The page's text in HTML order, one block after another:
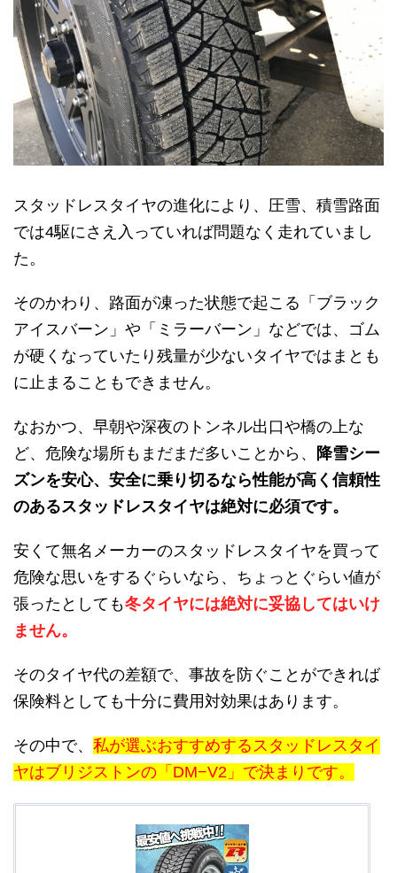
スタッドレスタイヤの進化により、圧雪、積雪路面
では4駆にさえ入っていれば問題なく走れていまし
た。
そのかわり、路面が凍った状態で起こる「ブラック
アイスバーン」や「ミラーバーン」などでは、ゴム
が硬くなっていたり残量が少ないタイヤではまとも
に止まることもできません。
なおかつ、早朝や深夜のトンネル出口や橋の上な
ど、危険な場所もまだまだ多いことから、 降雪シー
ズンを安心、安全に乗り切るなら性能が高く信頼性
のあるスタッドレスタイヤは絶対に必須です。
安くて無名メーカーのスタッドレスタイヤを買って
危険な思いをするぐらいなら、ちょっとぐらい値が
張ったとしても冬タイヤには絶対に妥協してはいけ
ません。
そのタイヤ代の差額で、事故を防ぐことができれば
保険料としても十分に費用対効果はあります。
その中で、 私が選ぶおすすめするスタッドレスタイ
ヤはブリジストンの「DM−V2」で決まりです。